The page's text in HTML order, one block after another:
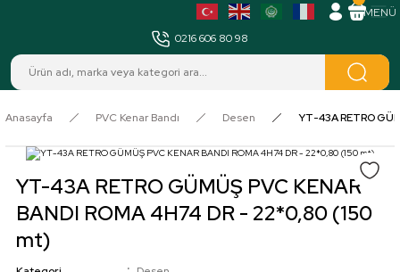
0216 606 80 98
Anasayfa PVC Kenar Bandı Desen YT-43A RETRO
YT-43A RETRO GÜMÜŞ PVC KENAR
BANDI ROMA 4H74 DR - 22*0,80 (150
mt)